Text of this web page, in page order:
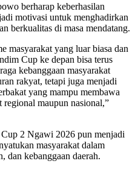
berharap keberhasilan
motivasi untuk menghadirkan
berkualitas di masa mendatang.
masyarakat yang luar biasa dan
Cup ke depan bisa terus
kebanggaan masyarakat
rakyat, tetapi juga menjadi
yang mampu membawa
maupun nasional,”
2 Ngawi 2026 pun menjadi
masyarakat dalam
dan kebanggaan daerah.